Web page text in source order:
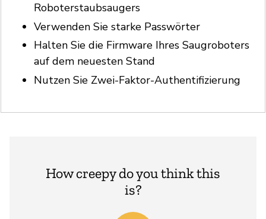
Roboterstaubsaugers
Verwenden Sie starke Passwörter
Halten Sie die Firmware Ihres Saugroboters
auf dem neuesten Stand
Nutzen Sie Zwei-Faktor-Authentifizierung
How creepy do you think this
is?